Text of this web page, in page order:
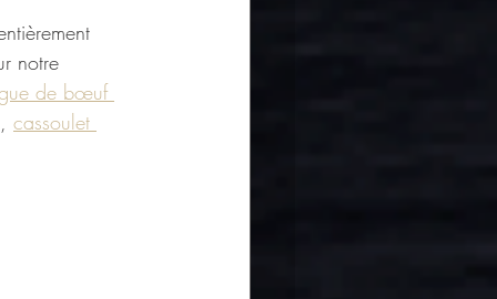
notre
de bœuf
, cassoulet